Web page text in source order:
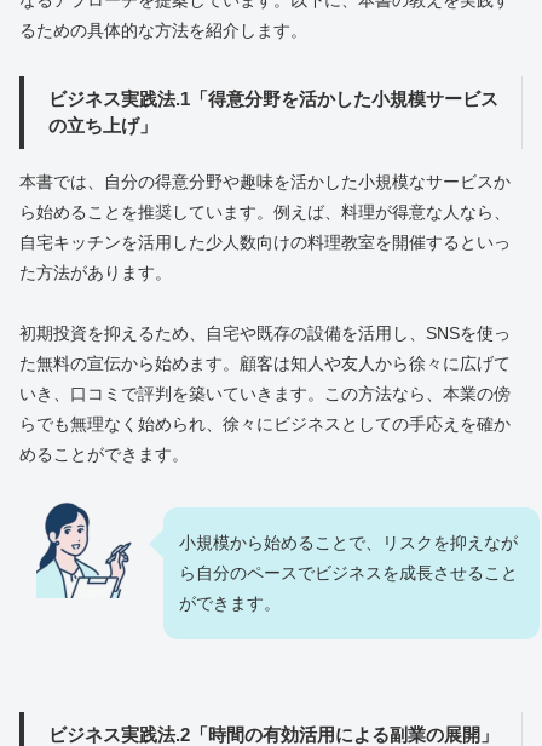
るための具体的な方法を紹介します。
ビジネス実践法.1「得意分野を活かした小規模サービス
の立ち上げ」
本書では、自分の得意分野や趣味を活かした小規模なサービスか
ら始めることを推奨しています。例えば、料理が得意な人なら、
自宅キッチンを活用した少人数向けの料理教室を開催するといっ
た方法があります。
初期投資を抑えるため、自宅や既存の設備を活用し、SNSを使っ
た無料の宣伝から始めます。顧客は知人や友人から徐々に広げて
いき、口コミで評判を築いていきます。この方法なら、本業の傍
らでも無理なく始められ、徐々にビジネスとしての手応えを確か
めることができます。
小規模から始めることで、リスクを抑えなが
ら自分のペースでビジネスを成長させること
ができます。
ビジネス実践法.2「時間の有効活用による副業の展開」